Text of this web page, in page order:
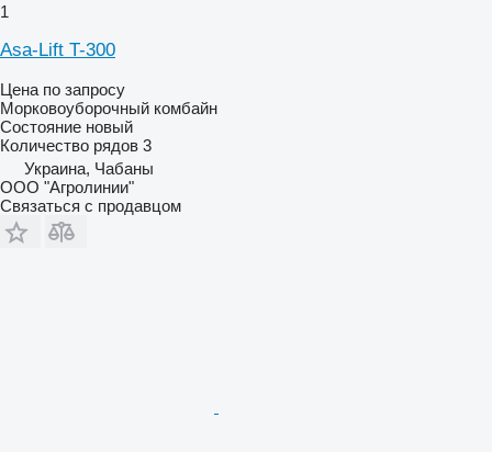
1
Asa-Lift T-300
Цена по запросу
Морковоуборочный комбайн
Состояние новый
Количество рядов 3
Украина, Чабаны
ООО "Агролинии"
Связаться с продавцом